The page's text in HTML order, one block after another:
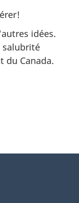
idées.
salubrité
du Canada.